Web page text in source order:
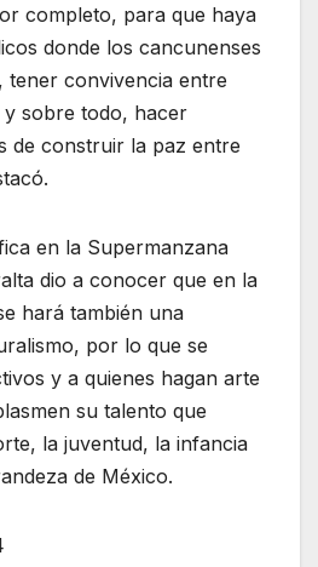
completo, para que haya
donde los cancunenses
tener convivencia entre
sobre todo, hacer
de construir la paz entre
en la Supermanzana
dio a conocer que en la
hará también una
por lo que se
y a quienes hagan arte
su talento que
la juventud, la infancia
de México.